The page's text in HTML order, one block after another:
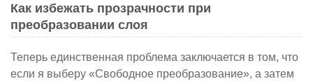
Как избежать прозрачности при
преобразовании слоя
Теперь единственная проблема заключается в том, что
если я выберу «Свободное преобразование», а затем